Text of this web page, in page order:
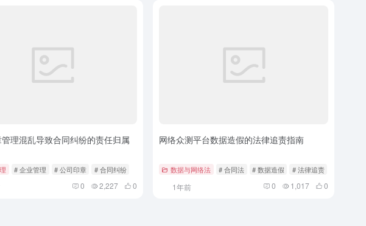
理混乱导致合同纠纷的责任归属
# 企业管理 # 公司印章 # 合同纠纷
0 2,227 0
网络众测平台数据造假的法律追责指南
数据与网络法 # 合同法 # 数据造假 # 法律追责
1年前 0 1,017 0